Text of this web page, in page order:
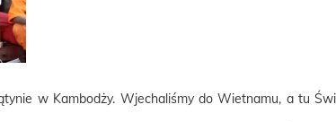
w Kambodży. Wjechaliśmy do Wietnamu, a tu